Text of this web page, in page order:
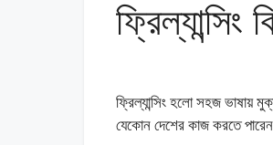
ফ্রিল্যান্সিং
ফ্রিল্যান্সিং হলো সহজ ভাষায়
যেকোন দেশের কাজ করতে